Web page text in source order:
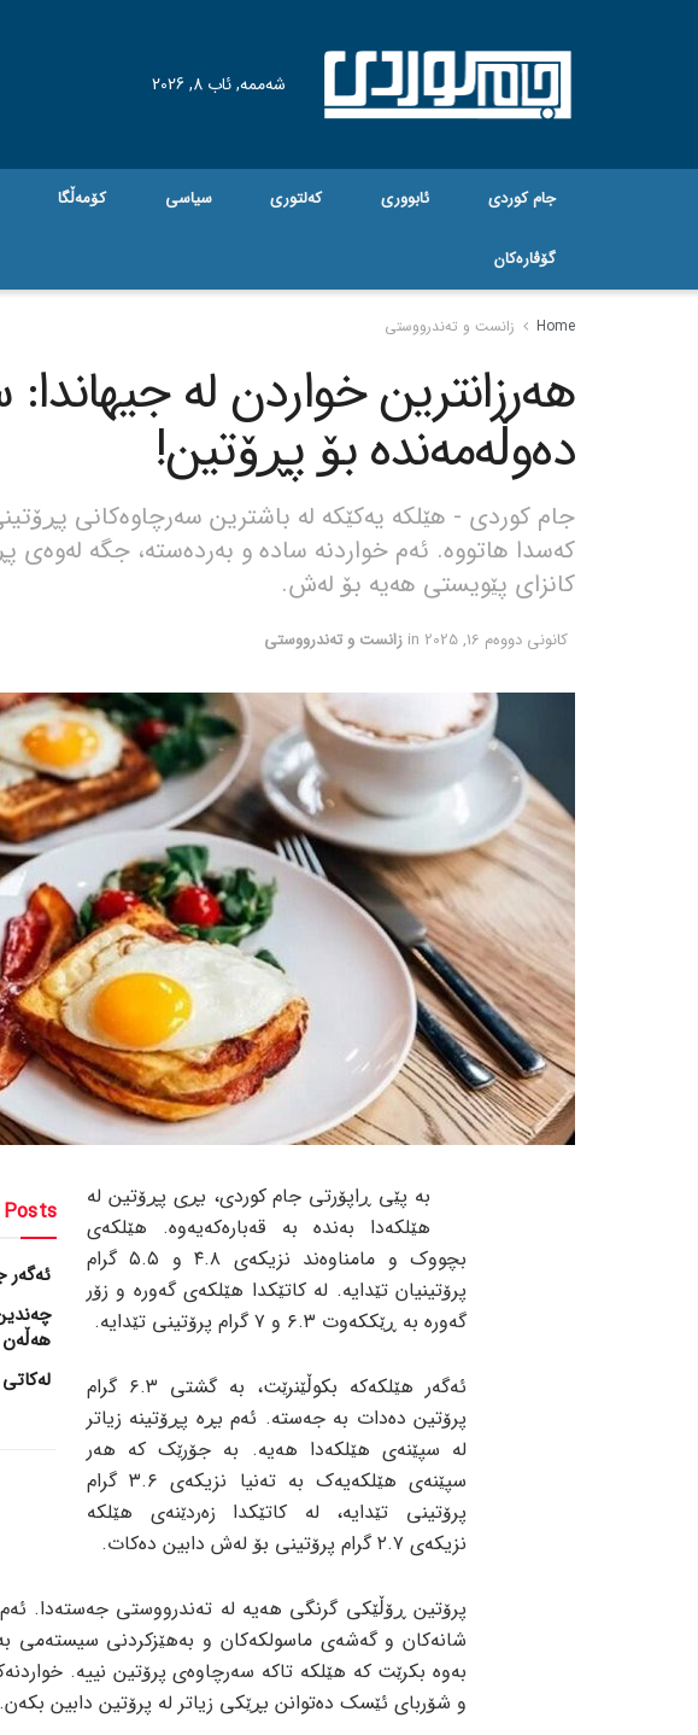
شەممە, ئاب 8, 2026
جام کوردی ئابووری کەلتوری سیاسی کۆمەڵگا
گۆڤاره‌کان
Home زانست و تەندرووستی
هەرزانترین خواردن لە
دەوڵەمەندە بۆ پڕۆتین!
جام کوردی - هێلکە یەکێکە لە باشترین سەرچاوەکانی
کەسدا هاتووە. ئەم خواردنە سادە و بەردەستە، جگە لەوەی
کانزای پێویستی هەیە بۆ لەش.
كانونی دووه‌م 16, 2025 in زانست و تەندرووستی
Posts
ئەگەر
هەڵەن
بە پێی ڕاپۆرتی جام کوردی، بڕی پڕۆتین لە
هێلکەدا بەندە بە قەبارەکەیەوە. هێلکەی
بچووک و مامناوەند نزیکەی ٤.٨ و ٥.٥ گرام
پرۆتینیان تێدایە. لە کاتێکدا هێلکەی گەورە و زۆر
گەورە بە ڕێککەوت ٦.٣ و ٧ گرام پرۆتینی تێدایە.
ئەگەر هێلکەکە بکوڵێنرێت، بە گشتی ٦.٣ گرام
پرۆتین دەدات بە جەستە. ئەم بڕە پڕۆتینە زیاتر
لە سپێنەی هێلکەدا هەیە. بە جۆرێک کە هەر
سپێنەی هێلکەیەک بە تەنیا نزیکەی ٣.٦ گرام
پرۆتینی تێدایە، لە کاتێکدا زەردێنەی هێلکە
نزیکەی ٢.٧ گرام پرۆتینی بۆ لەش دابین دەکات.
پرۆتین ڕۆڵێکی گرنگی هەیە لە تەندرووستی جەستەدا.
شانەکان و گەشەی ماسولکەکان و بەهێزکردنی سیستەمی
بەوە بکرێت کە هێلکە تاکە سەرچاوەی پرۆتین نییە.
و شۆربای ئێسک دەتوانن بڕێکی زیاتر لە پرۆتین دابین بکەن.